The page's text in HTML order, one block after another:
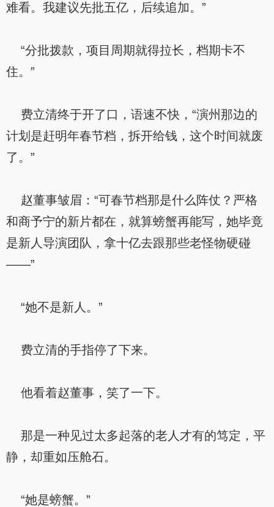
难看。我建议先批五亿，后续追加。”
“分批拨款，项目周期就得拉长，档期卡不
住。”
费立清终于开了口，语速不快，“演州那边的
计划是赶明年春节档，拆开给钱，这个时间就废
了。”
赵董事皱眉：“可春节档那是什么阵仗？严格
和商予宁的新片都在，就算螃蟹再能写，她毕竟
是新人导演团队，拿十亿去跟那些老怪物硬碰
——”
“她不是新人。”
费立清的手指停了下来。
他看着赵董事，笑了一下。
那是一种见过太多起落的老人才有的笃定，平
静，却重如压舱石。
“她是螃蟹。”